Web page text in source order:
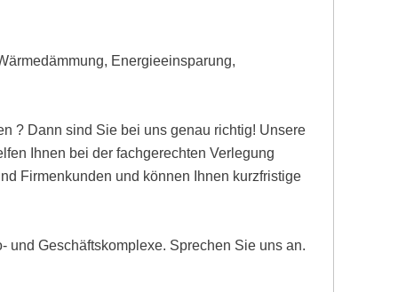
Energieeinsparung,
? Dann sind Sie bei uns genau richtig! Unsere
Ihnen bei der fachgerechten Verlegung
Firmenkunden und können Ihnen kurzfristige
und Geschäftskomplexe. Sprechen Sie uns an.